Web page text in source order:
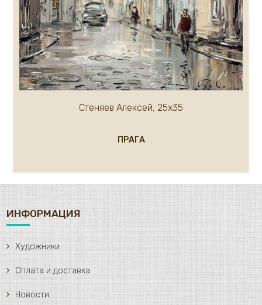
Стеняев Алексей, 25х35
ПРАГА
ИНФОРМАЦИЯ
Художники
Оплата и доставка
Новости